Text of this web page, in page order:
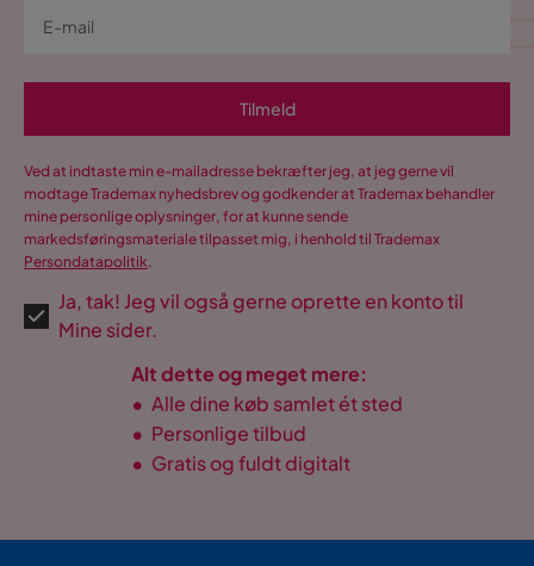
Tilmeld
Ved at indtaste min e-mailadresse bekræfter jeg, at jeg gerne vil
modtage Trademax nyhedsbrev og godkender at Trademax behandler
mine personlige oplysninger, for at kunne sende
markedsføringsmateriale tilpasset mig, i henhold til Trademax
Persondatapolitik.
Ja, tak! Jeg vil også gerne oprette en konto til
Mine sider.
Alt dette og meget mere:
• Alle dine køb samlet ét sted
• Personlige tilbud
• Gratis og fuldt digitalt